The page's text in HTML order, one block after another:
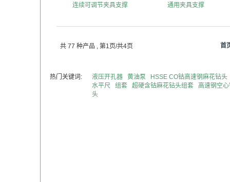
连续可调节夹具支撑 通用夹具支撑
共 77 种产品 , 第1页/共4页 首
热门关键词: 液压开孔器 黄油泵
HSSE CO钴高速钢麻花钻头
水平尺
组套 超硬含钴麻花钻头组套
高速钢空
头